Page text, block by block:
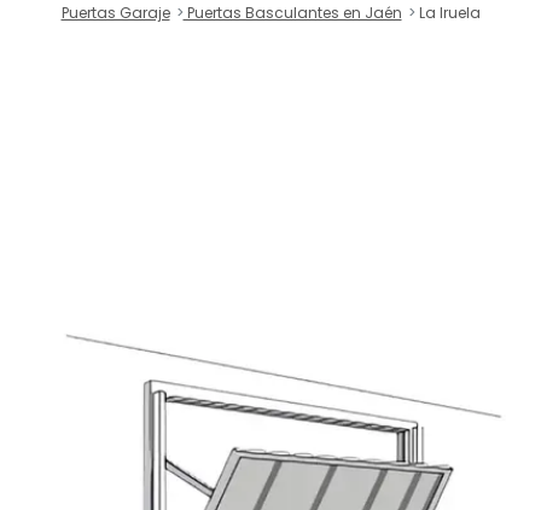
Puertas Garaje Puertas Basculantes en Jaén La Iruela